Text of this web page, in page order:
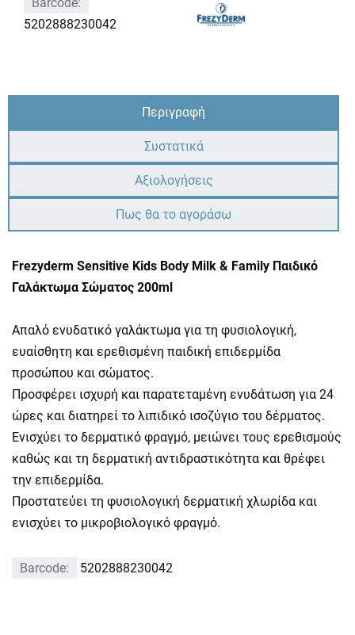
5202888230042
Περιγραφή
Συστατικά
Αξιολογήσεις
Πως θα το αγοράσω
Frezyderm Sensitive Kids Body Milk & Family Παιδικό
Γαλάκτωμα Σώματος 200ml
Απαλό ενυδατικό γαλάκτωμα για τη φυσιολογική,
ευαίσθητη και ερεθισμένη παιδική επιδερμίδα
προσώπου και σώματος.
Προσφέρει ισχυρή και παρατεταμένη ενυδάτωση για 24
ώρες και διατηρεί το λιπιδικό ισοζύγιο του δέρματος.
Ενισχύει το δερματικό φραγμό, μειώνει τους ερεθισμούς
καθώς και τη δερματική αντιδραστικότητα και θρέφει
την επιδερμίδα.
Προστατεύει τη φυσιολογική δερματική χλωρίδα και
ενισχύει το μικροβιολογικό φραγμό.
Barcode: 5202888230042